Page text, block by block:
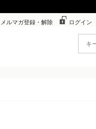
メルマガ登録・解除 ログイン